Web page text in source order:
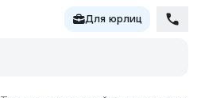
Для юрлиц